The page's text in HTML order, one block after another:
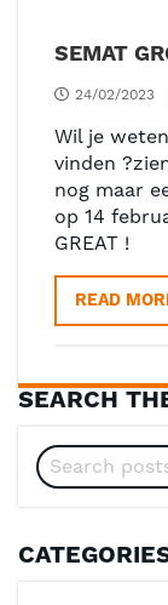
SEMAT
24/02/2023
Wil je
vinden
nog maar
op 14
GREAT !
READ
SEARCH